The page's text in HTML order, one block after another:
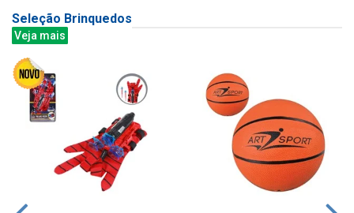
Seleção Brinquedos
Veja mais